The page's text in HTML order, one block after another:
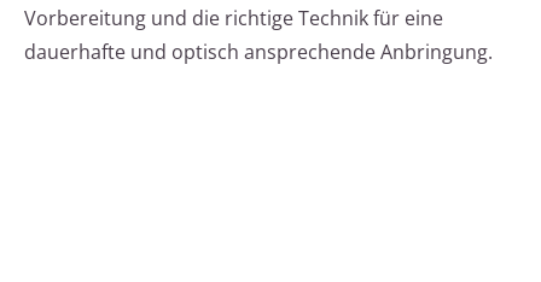
Vorbereitung und die richtige Technik für eine
dauerhafte und optisch ansprechende Anbringung.